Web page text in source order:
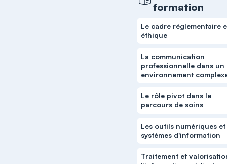
formation
Le cadre réglementaire
éthique
La communication
professionnelle dans un
environnement
Le rôle pivot dans le
parcours de soins
Les outils numériques et
systèmes d'information
Traitement et